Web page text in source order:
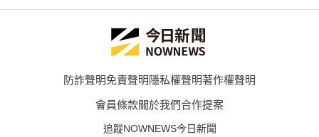
防詐聲明免責聲明隱私權聲明著作權聲明
會員條款關於我們合作提案
追蹤NOWNEWS今日新聞